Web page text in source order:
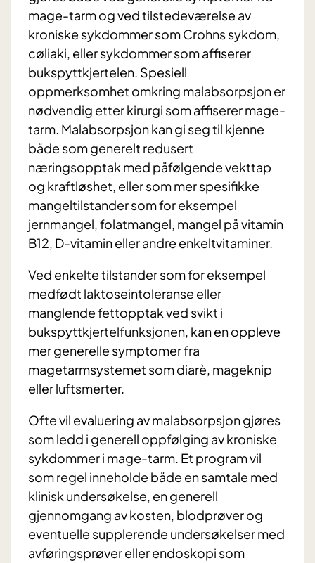
mage-tarm og ved tilstedeværelse av
kroniske sykdommer som Crohns sykdom,
cøliaki, eller sykdommer som affiserer
bukspyttkjertelen. Spesiell
oppmerksomhet omkring malabsorpsjon er
nødvendig etter kirurgi som affiserer mage-
tarm. Malabsorpsjon kan gi seg til kjenne
både som generelt redusert
næringsopptak med påfølgende vekttap
og kraftløshet, eller som mer spesifikke
mangeltilstander som for eksempel
jernmangel, folatmangel, mangel på vitamin
B12, D-vitamin eller andre enkeltvitaminer.
Ved enkelte tilstander som for eksempel
medfødt laktoseintoleranse eller
manglende fettopptak ved svikt i
bukspyttkjertelfunksjonen, kan en oppleve
mer generelle symptomer fra
magetarmsystemet som diarè, mageknip
eller luftsmerter.
Ofte vil evaluering av malabsorpsjon gjøres
som ledd i generell oppfølging av kroniske
sykdommer i mage-tarm. Et program vil
som regel inneholde både en samtale med
klinisk undersøkelse, en generell
gjennomgang av kosten, blodprøver og
eventuelle supplerende undersøkelser med
avføringsprøver eller endoskopi som